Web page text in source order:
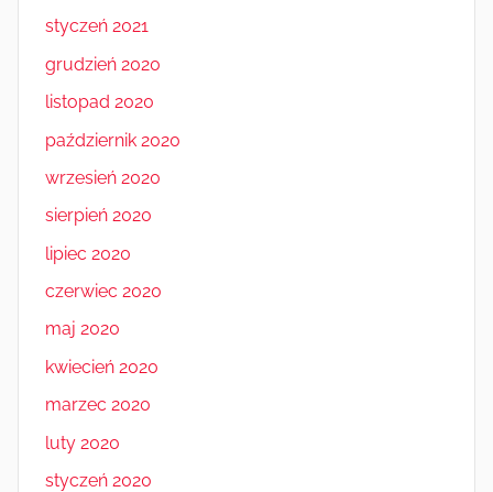
styczeń 2021
grudzień 2020
listopad 2020
październik 2020
wrzesień 2020
sierpień 2020
lipiec 2020
czerwiec 2020
maj 2020
kwiecień 2020
marzec 2020
luty 2020
styczeń 2020